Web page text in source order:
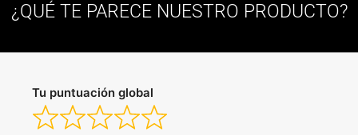
¿QUÉ TE PARECE NUESTRO PRODUCTO?
Tu puntuación global